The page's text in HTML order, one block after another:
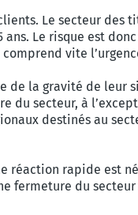
Le secteur des
Le risque est
vite
de la gravité de leur
du secteur, à
destinés au
réaction rapide est
fermeture du